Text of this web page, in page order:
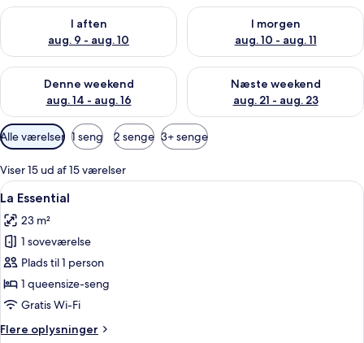
I aften
aug. 9 - aug. 10
Tjek tilgængelighed for i aften aug. 9 - aug. 10
I morgen
aug. 10 - aug. 11
Tjek tilgængelighed for i
Denne weekend
aug. 14 - aug. 16
Tjek tilgængelighed for denne weekend aug. 14 - aug. 16
Næste weekend
aug. 21 - aug. 23
Tjek tilgængelighed for næste
Tilgængelige
filtre
for
værelser
Alle værelser 1 seng 2 senge 3+ senge
Viser 15 ud af 15 værelser
Indlæs
alle
billeder
af
La
Essential
Et hotelværelse med en seng, et
4
La Essential
23 m²
1 soveværelse
Plads til 1 person
1 queensize-seng
Gratis Wi-Fi
Flere oplysninger
Flere